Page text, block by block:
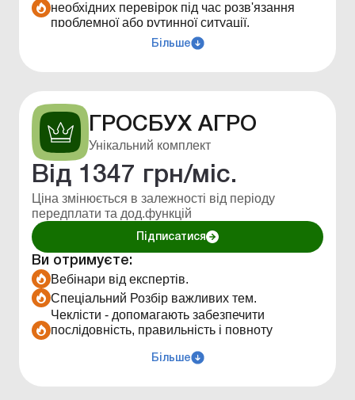
необхідних перевірок під час розв'язання
проблемної або рутинної ситуації.
Працюючи над задачею за чеклістом,
виключається ймовірність повторної роботи
знижується.
Більше
ГРОСБУХ АГРО
Унікальний комплект
Від 1347 грн/міс.
Ціна змінюється в залежності від періоду
передплати та дод.функцій
Підписатися
Ви отримуєте:
Вебінари від експертів.
Спеціальний Розбір важливих тем.
Чеклісти - допомагають забезпечити
послідовність, правильність і повноту
Агропорадники - всебічні та обгрунтовані
Більше